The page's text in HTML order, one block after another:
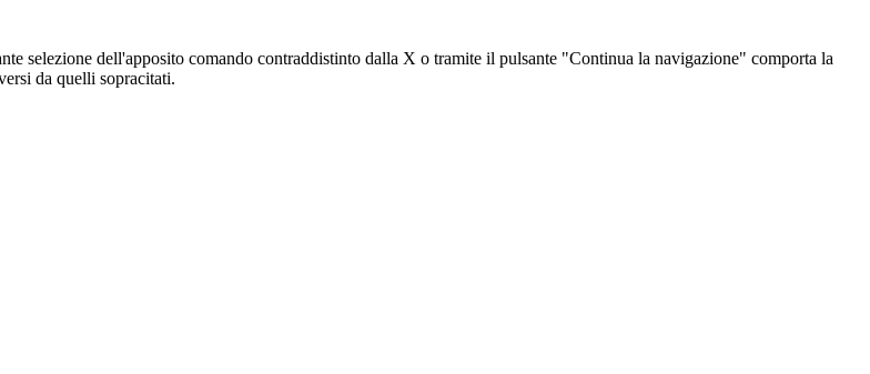
selezione dell'apposito comando contraddistinto dalla X o tramite il pulsante "Continua la navigazione" comporta la
da quelli sopracitati.